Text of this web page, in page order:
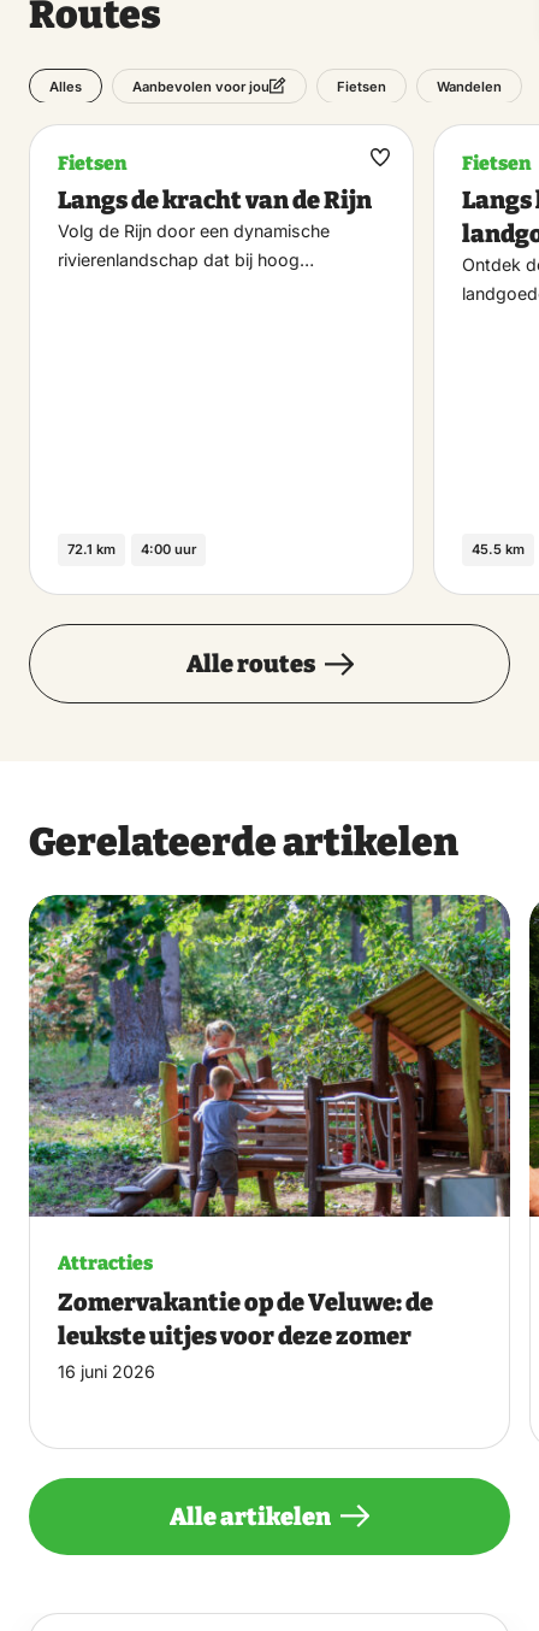
Routes
Alles Aanbevolen voor jou Fietsen Wandelen
Fietsen
Langs de kracht van de Rijn
Volg de Rijn door een dynamische
rivierenlandschap dat bij hoog…
72.1 km 4:00 uur
Maak
Fietsen
Langs
Ontdek
45.5 km
Alle routes
Gerelateerde artikelen
Attracties
Zomervakantie op de Veluwe: de
leukste uitjes voor deze zomer
16 juni 2026
Alle artikelen